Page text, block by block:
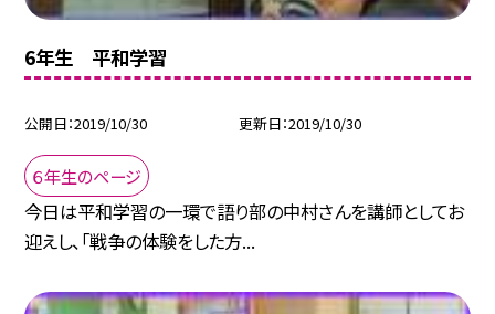
6年生 平和学習
公開日 2019/10/30 更新日 2019/10/30
６年生のページ
今日は平和学習の一環で語り部の中村さんを講師としてお
迎えし、「戦争の体験をした方...